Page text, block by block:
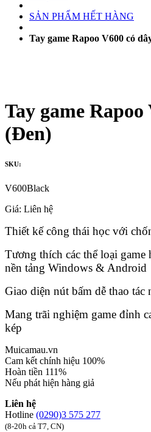
SẢN PHẨM HẾT HÀNG
Tay game Rapoo V600 có
Tay game Rapoo
(Đen)
SKU:
V600Black
Giá: Liên hệ
Thiết kế công thái học với
Tương thích các thể loại game
nền tảng Windows & Android
Giao diện nút bấm dễ thao tác
Mang trãi nghiệm game đỉnh
kép
Muicamau.vn
Cam kết chính hiệu 100%
Hoàn tiền 111%
Nếu phát hiện hàng giả
Liên hệ
Hotline (0290)3 575 277
(8-20h cả T7, CN)